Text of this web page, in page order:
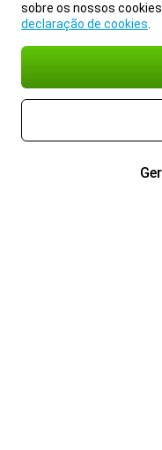
sobre os nossos
declaração de cookies